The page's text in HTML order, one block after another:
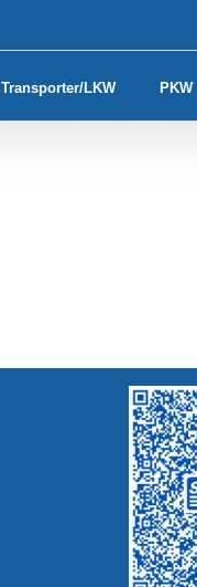
Transporter/LKW PKW